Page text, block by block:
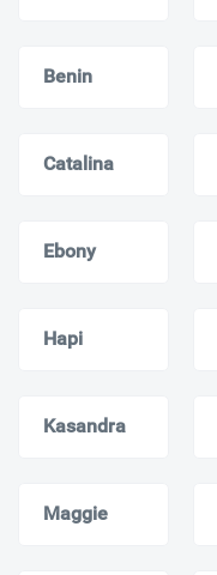
Benin
Catalina
Ebony
Hapi
Kasandra
Maggie